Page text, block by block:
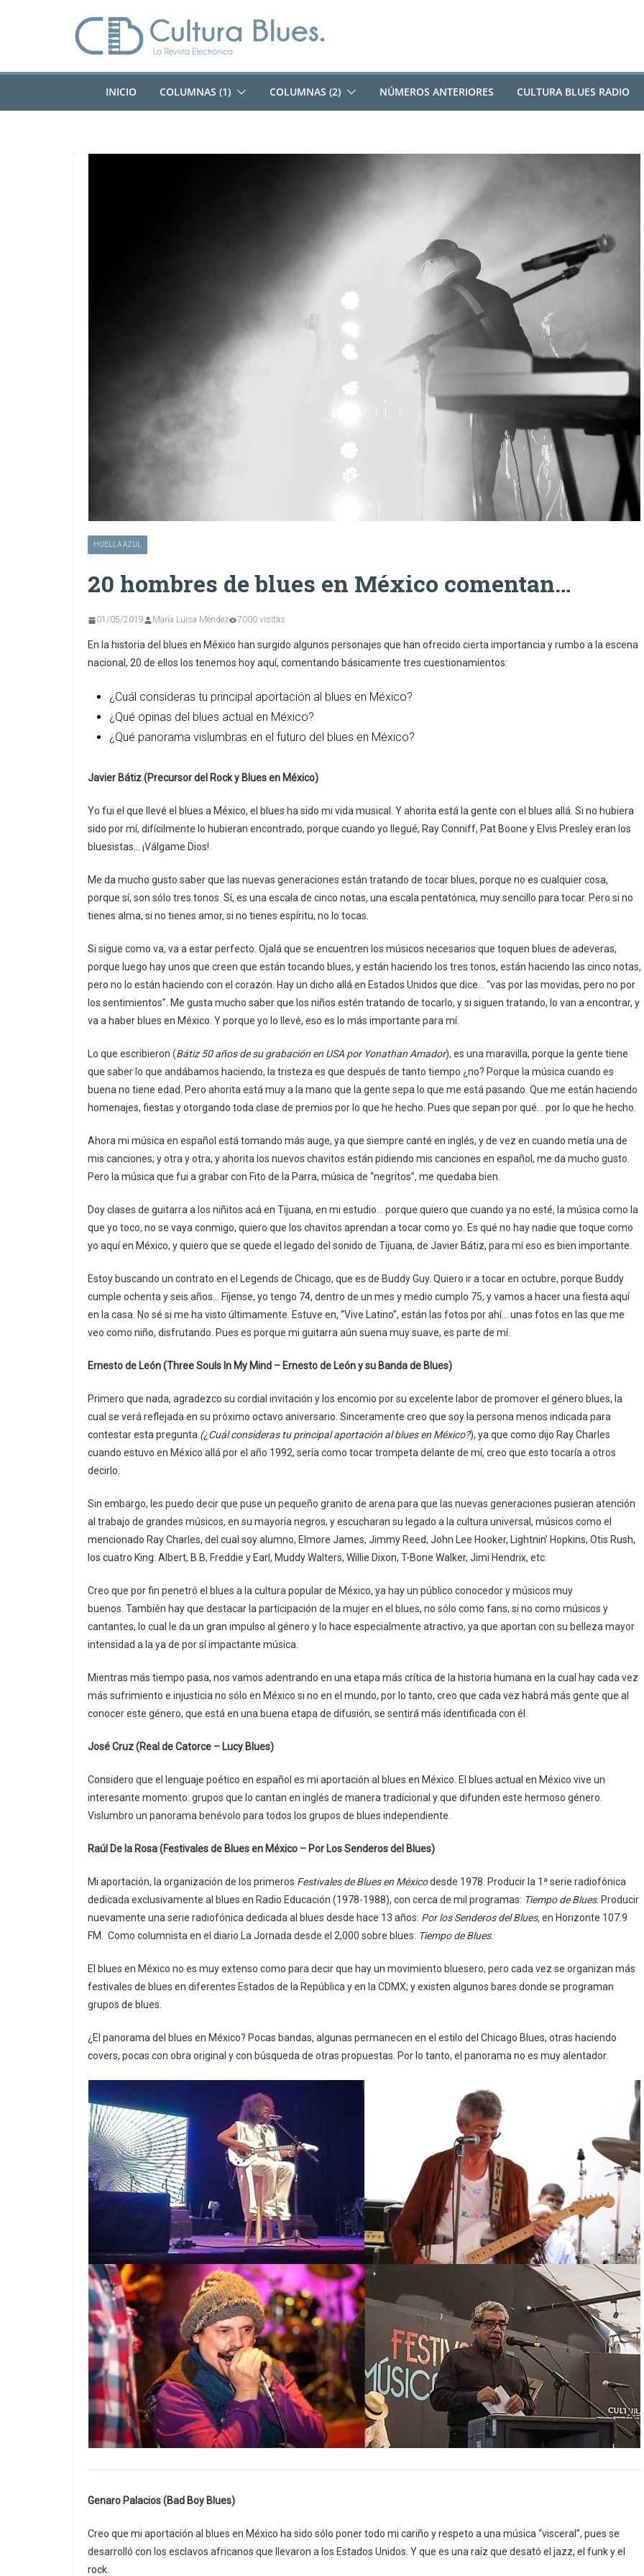
INICIO COLUMNAS (1) COLUMNAS (2) NÚMEROS ANTERIORES CULTURA BLUES RADIO
HUELLA AZUL
20 hombres de blues en México comentan…
01/05/2019 María Luisa Méndez 7000 visitas
En la historia del blues en México han surgido algunos personajes que han ofrecido cierta importancia y rumbo a la escena
nacional, 20 de ellos los tenemos hoy aquí, comentando básicamente tres cuestionamientos:
¿Cuál consideras tu principal aportación al blues en México?
¿Qué opinas del blues actual en México?
¿Qué panorama vislumbras en el futuro del blues en México?
Javier Bátiz (Precursor del Rock y Blues en México)
Yo fui el que llevé el blues a México, el blues ha sido mi vida musical. Y ahorita está la gente con el blues allá. Si no hubiera
sido por mí, difícilmente lo hubieran encontrado, porque cuando yo llegué, Ray Conniff, Pat Boone y Elvis Presley eran los
bluesistas… ¡Válgame Dios!
Me da mucho gusto saber que las nuevas generaciones están tratando de tocar blues, porque no es cualquier cosa,
porque sí, son sólo tres tonos. Sí, es una escala de cinco notas, una escala pentatónica, muy sencillo para tocar. Pero si no
tienes alma, si no tienes amor, si no tienes espíritu, no lo tocas.
Si sigue como va, va a estar perfecto. Ojalá que se encuentren los músicos necesarios que toquen blues de adeveras,
porque luego hay unos que creen que están tocando blues, y están haciendo los tres tonos, están haciendo las cinco notas,
pero no lo están haciendo con el corazón. Hay un dicho allá en Estados Unidos que dice… “vas por las movidas, pero no por
los sentimientos”. Me gusta mucho saber que los niños estén tratando de tocarlo, y si siguen tratando, lo van a encontrar, y
va a haber blues en México. Y porque yo lo llevé, eso es lo más importante para mí.
Lo que escribieron (Bátiz 50 años de su grabación en USA por Yonathan Amador), es una maravilla, porque la gente tiene
que saber lo que andábamos haciendo, la tristeza es que después de tanto tiempo ¿no? Porque la música cuando es
buena no tiene edad. Pero ahorita está muy a la mano que la gente sepa lo que me está pasando. Que me están haciendo
homenajes, fiestas y otorgando toda clase de premios por lo que he hecho. Pues que sepan por qué… por lo que he hecho.
Ahora mi música en español está tomando más auge, ya que siempre canté en inglés, y de vez en cuando metía una de
mis canciones; y otra y otra, y ahorita los nuevos chavitos están pidiendo mis canciones en español, me da mucho gusto.
Pero la música que fui a grabar con Fito de la Parra, música de “negritos”, me quedaba bien.
Doy clases de guitarra a los niñitos acá en Tijuana, en mi estudio… porque quiero que cuando ya no esté, la música como la
que yo toco, no se vaya conmigo, quiero que los chavitos aprendan a tocar como yo. Es qué no hay nadie que toque como
yo aquí en México, y quiero que se quede el legado del sonido de Tijuana, de Javier Bátiz, para mí eso es bien importante.
Estoy buscando un contrato en el Legends de Chicago, que es de Buddy Guy. Quiero ir a tocar en octubre, porque Buddy
cumple ochenta y seis años… Fíjense, yo tengo 74, dentro de un mes y medio cumplo 75, y vamos a hacer una fiesta aquí
en la casa. No sé si me ha visto últimamente. Estuve en, “Vive Latino”, están las fotos por ahí… unas fotos en las que me
veo como niño, disfrutando. Pues es porque mi guitarra aún suena muy suave, es parte de mí.
Ernesto de León (Three Souls In My Mind – Ernesto de León y su Banda de Blues)
Primero que nada, agradezco su cordial invitación y los encomio por su excelente labor de promover el género blues, la
cual se verá reflejada en su próximo octavo aniversario. Sinceramente creo que soy la persona menos indicada para
contestar esta pregunta (¿Cuál consideras tu principal aportación al blues en México?), ya que como dijo Ray Charles
cuando estuvo en México allá por el año 1992, sería como tocar trompeta delante de mí, creo que esto tocaría a otros
decirlo.
Sin embargo, les puedo decir que puse un pequeño granito de arena para que las nuevas generaciones pusieran atención
al trabajo de grandes músicos, en su mayoría negros, y escucharan su legado a la cultura universal, músicos como el
mencionado Ray Charles, del cual soy alumno, Elmore James, Jimmy Reed, John Lee Hooker, Lightnin’ Hopkins, Otis Rush,
los cuatro King: Albert, B.B, Freddie y Earl, Muddy Walters, Willie Dixon, T-Bone Walker, Jimi Hendrix, etc.
Creo que por fin penetró el blues a la cultura popular de México, ya hay un público conocedor y músicos muy
buenos. También hay que destacar la participación de la mujer en el blues, no sólo como fans, si no como músicos y
cantantes, lo cual le da un gran impulso al género y lo hace especialmente atractivo, ya que aportan con su belleza mayor
intensidad a la ya de por sí impactante música.
Mientras más tiempo pasa, nos vamos adentrando en una etapa más crítica de la historia humana en la cual hay cada vez
más sufrimiento e injusticia no sólo en México si no en el mundo, por lo tanto, creo que cada vez habrá más gente que al
conocer este género, que está en una buena etapa de difusión, se sentirá más identificada con él.
José Cruz (Real de Catorce – Lucy Blues)
Considero que el lenguaje poético en español es mi aportación al blues en México. El blues actual en México vive un
interesante momento: grupos que lo cantan en inglés de manera tradicional y que difunden este hermoso género.
Vislumbro un panorama benévolo para todos los grupos de blues independiente.
Raúl De la Rosa (Festivales de Blues en México – Por Los Senderos del Blues)
Mi aportación, la organización de los primeros Festivales de Blues en Méxicodesde 1978. Producir la 1ª serie radiofónica
dedicada exclusivamente al blues en Radio Educación (1978-1988), con cerca de mil programas: Tiempo de Blues. Producir
nuevamente una serie radiofónica dedicada al blues desde hace 13 años: Por los Senderos del Blues,en Horizonte 107.9
FM. Como columnista en el diario La Jornada desde el 2,000 sobre blues: Tiempo de Blues.
El blues en México no es muy extenso como para decir que hay un movimiento bluesero, pero cada vez se organizan más
festivales de blues en diferentes Estados de la República y en la CDMX; y existen algunos bares donde se programan
grupos de blues.
¿El panorama del blues en México? Pocas bandas, algunas permanecen en el estilo del Chicago Blues, otras haciendo
covers, pocas con obra original y con búsqueda de otras propuestas. Por lo tanto, el panorama no es muy alentador.
Genaro Palacios (Bad Boy Blues)
Creo que mi aportación al blues en México ha sido sólo poner todo mi cariño y respeto a una música “visceral”, pues se
desarrolló con los esclavos africanos que llevaron a los Estados Unidos. Y que es una raíz que desató el jazz, el funk y el
rock.